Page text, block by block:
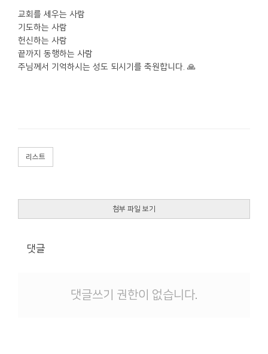
교회를 세우는 사람
기도하는 사람
헌신하는 사람
끝까지 동행하는 사람
주님께서 기억하시는 성도 되시기를 축원합니다. 🙏
리스트
첨부 파일 보기
댓글
댓글쓰기 권한이 없습니다.